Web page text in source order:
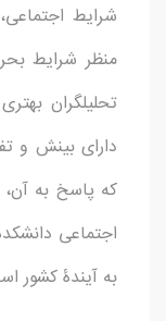
شرایط
منظر شرایط
تحلیلگران
دارای بینش و
که پاسخ به آن،
اجتماعی
به آیندۀ کشور